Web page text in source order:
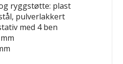
ryggstøtte: plast
pulverlakkert
med 4 ben